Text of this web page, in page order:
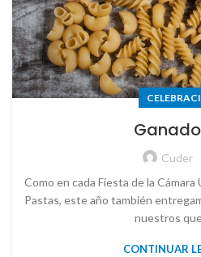
Cuder
Como en cada Fiesta de la
Pastas, este año también
nuestros
CONTINUAR